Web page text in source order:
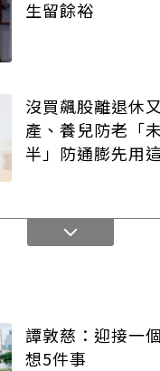
生留餘裕
沒買飆股離退休
產、養兒防老「
半」防通膨先用
譚敦慈：迎接一
想5件事